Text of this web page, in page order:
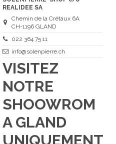
REALIDEE SA
Chemin de la Crétaux 6A
CH-1196 GLAND
022 364 75 11
info@solenpierre.ch
VISITEZ
NOTRE
SHOOWROM
A GLAND
UNIQUEMENT